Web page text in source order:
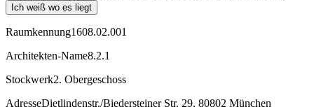
Ich weiß wo es liegt
Raumkennung1608.02.001
Architekten-Name8.2.1
Stockwerk2. Obergeschoss
AdresseDietlindenstr./Biedersteiner Str. 29, 80802 München